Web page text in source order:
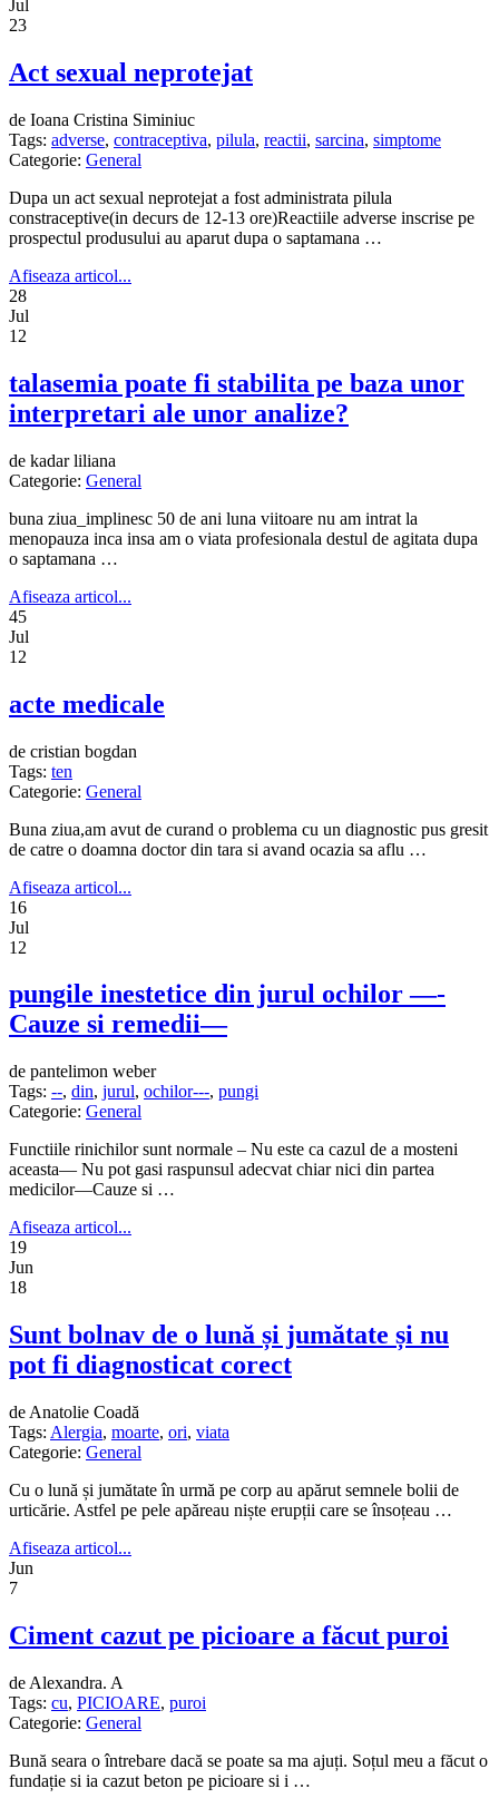
Jul
23
Act sexual neprotejat
de Ioana Cristina Siminiuc
Tags: adverse, contraceptiva, pilula, reactii, sarcina, simptome
Categorie: General
Dupa un act sexual neprotejat a fost administrata pilula
constraceptive(in decurs de 12-13 ore)Reactiile adverse inscrise pe
prospectul produsului au aparut dupa o saptamana …
Afiseaza articol...
28
Jul
12
talasemia poate fi stabilita pe baza unor
interpretari ale unor analize?
de kadar liliana
Categorie: General
buna ziua_implinesc 50 de ani luna viitoare nu am intrat la
menopauza inca insa am o viata profesionala destul de agitata dupa
o saptamana …
Afiseaza articol...
45
Jul
12
acte medicale
de cristian bogdan
Tags: ten
Categorie: General
Buna ziua,am avut de curand o problema cu un diagnostic pus gresit
de catre o doamna doctor din tara si avand ocazia sa aflu …
Afiseaza articol...
16
Jul
12
pungile inestetice din jurul ochilor —-
Cauze si remedii—
de pantelimon weber
Tags: --, din, jurul, ochilor---, pungi
Categorie: General
Functiile rinichilor sunt normale – Nu este ca cazul de a mosteni
aceasta— Nu pot gasi raspunsul adecvat chiar nici din partea
medicilor—Cauze si …
Afiseaza articol...
19
Jun
18
Sunt bolnav de o lună și jumătate și nu
pot fi diagnosticat corect
de Anatolie Coadă
Tags: Alergia, moarte, ori, viata
Categorie: General
Cu o lună și jumătate în urmă pe corp au apărut semnele bolii de
urticărie. Astfel pe pele apăreau niște erupții care se însoțeau …
Afiseaza articol...
Jun
7
Ciment cazut pe picioare a făcut puroi
de Alexandra. A
Tags: cu, PICIOARE, puroi
Categorie: General
Bună seara o întrebare dacă se poate sa ma ajuți. Soțul meu a făcut o
fundație si ia cazut beton pe picioare si i …